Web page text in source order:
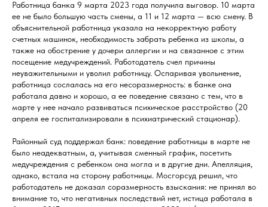
Работница банка 9 марта 2023 года получила выговор. 10 марта
ее не было большую часть смены, а 11 и 12 марта — всю смену. В
объяснительной работница указала на некорректную работу
счетных машинок, необходимость забрать ребенка из школы, а
также на обострение у дочери аллергии и на связанное с этим
посещение медучреждений. Работодатель счел причины
неуважительными и уволил работницу. Оспаривая увольнение,
работница сослалась на его несоразмерность: в банке она
работала давно и хорошо, а ее поведение связано с тем, что в
марте у нее начало развиваться психическое расстройство (20
апреля ее госпитализировали в психиатрический стационар).
Районный суд поддержал банк: поведение работницы в марте не
было неадекватным, а, учитывая сменный график, посетить
медучреждения с ребенком она могла и в другие дни. Апелляция,
однако, встала на сторону работницы. Мосгорсуд решил, что
работодатель не доказал соразмерность взыскания: не принял во
внимание то, что негативных последствий нет, истица работала в